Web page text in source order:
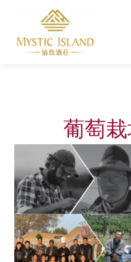
葡萄
James Bowskill
葡萄栽培专家
Shawn
葡萄栽培专